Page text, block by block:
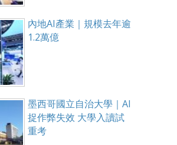
內地AI產業｜規模去年逾
1.2萬億
墨西哥國立自治大學｜AI
捉作弊失效 大學入讀試
重考